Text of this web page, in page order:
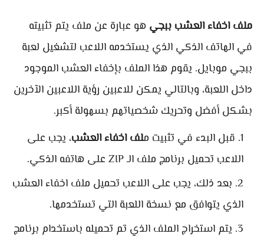
ملف اخفاء العشب ببجي هو عبارة عن ملف يتم تثبيته
في الهاتف الذكي الذي يستخدمه اللاعب لتشغيل لعبة
ببجي موبايل. يقوم هذا الملف بإخفاء العشب الموجود
داخل اللعبة، وبالتالي يمكن للاعبين رؤية اللاعبين الآخرين
بشكل أفضل وتحريك شخصياتهم بسهولة أكبر.
قبل البدء في تثبيت ملف اخفاء العشب، يجب على
اللاعب تحميل برنامج ملف الـ ZIP على هاتفه الذكي.
بعد ذلك، يجب على اللاعب تحميل ملف اخفاء العشب
الذي يتوافق مع نسخة اللعبة التي تستخدمها.
يتم استخراج الملف الذي تم تحميله باستخدام برنامج